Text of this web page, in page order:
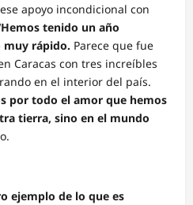
apoyo incondicional con
tenido un año
muy rápido. Parece que fue
Caracas con tres increíbles
en el interior del país.
por todo el amor que hemos
tierra, sino en el mundo
ejemplo de lo que es